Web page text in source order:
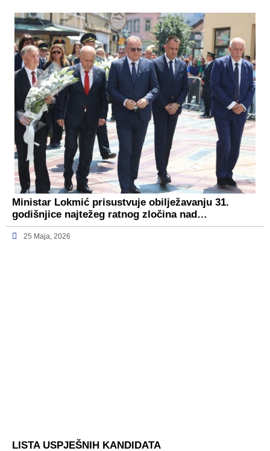
Ministar Lokmić prisustvuje obilježavanju 31.
godišnjice najtežeg ratnog zločina nad…
25 Maja, 2026
LISTA USPJEŠNIH KANDIDATA